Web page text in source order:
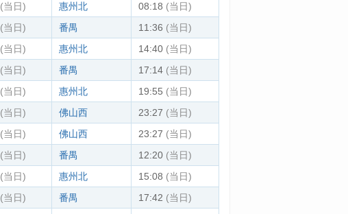
(当日) 惠州北 08:18 (当日)
(当日) 番禺 11:36 (当日)
(当日) 惠州北 14:40 (当日)
(当日) 番禺 17:14 (当日)
(当日) 惠州北 19:55 (当日)
(当日) 佛山西 23:27 (当日)
(当日) 佛山西 23:27 (当日)
(当日) 番禺 12:20 (当日)
(当日) 惠州北 15:08 (当日)
(当日) 番禺 17:42 (当日)